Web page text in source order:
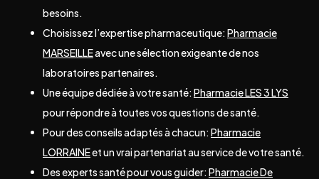
besoins.
Choisissez l’expertise pharmaceutique: Pharmacie
MARSEILLEavec une sélection exigeante de nos
laboratoires partenaires.
Une équipe dédiée à votre santé: Pharmacie LES 3 LYS
pour répondre à toutes vos questions de santé.
Pour des conseils adaptés à chacun: Pharmacie
LORRAINEet un vrai partenariat au service de votre santé.
Des experts santé pour vous guider: Pharmacie De